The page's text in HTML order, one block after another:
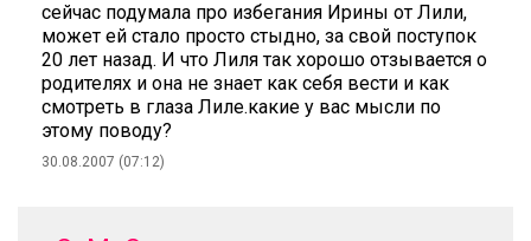
сейчас подумала про избегания Ирины от Лили,
может ей стало просто стыдно, за свой поступок
20 лет назад. И что Лиля так хорошо отзывается о
родителях и она не знает как себя вести и как
смотреть в глаза Лиле.какие у вас мысли по
этому поводу?
30.08.2007 (07:12)